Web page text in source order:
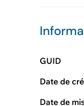
GUID
Date de
Date de